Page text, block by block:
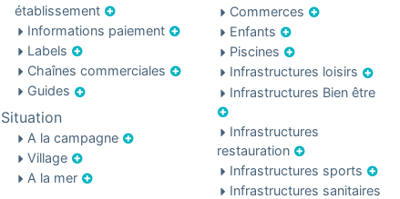
établissement
Informations paiement
Labels
Chaînes commerciales
Guides
Situation
A la campagne
Village
A la mer
Commerces
Enfants
Piscines
Infrastructures loisirs
Infrastructures Bien être
Infrastructures
restauration
Infrastructures sports
Infrastructures sanitaires